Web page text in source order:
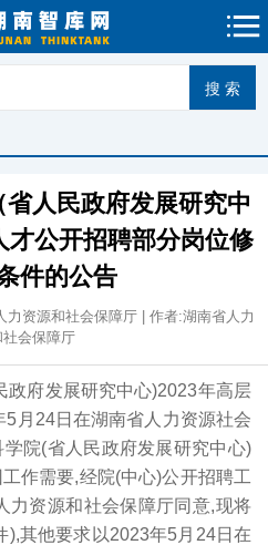
人民政府发展研究中
才公开招聘部分岗位修
件的公告
力资源和社会保障厅 | 作者:湖南省人力
社会保障厅
政府发展研究中心)2023年高层
月24日在湖南省人力资源社会
院(省人民政府发展研究中心)
作需要,经院(中心)公开招聘工
力资源和社会保障厅同意,现将
),其他要求以2023年5月24日在